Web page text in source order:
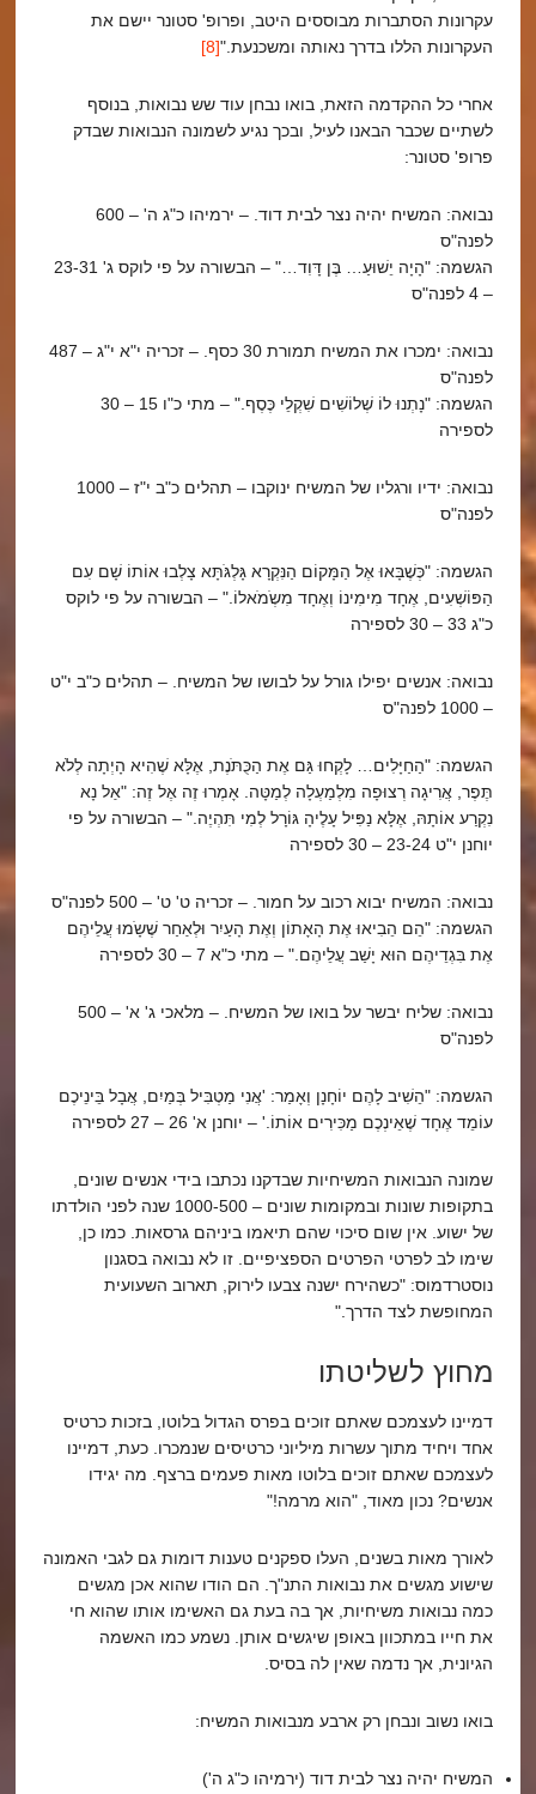
עקרונות הסתברות מבוססים היטב, ופרופ' סטונר יישם את
העקרונות הללו בדרך נאותה ומשכנעת."[8]
אחרי כל ההקדמה הזאת, בואו נבחן עוד שש נבואות, בנוסף
לשתיים שכבר הבאנו לעיל, ובכך נגיע לשמונה הנבואות שבדק
פרופ' סטונר:
נבואה: המשיח יהיה נצר לבית דוד. – ירמיהו כ"ג ה' – 600
לפנה"ס
הגשמה: "הָיָה יֵשׁוּעַ… בֶּן דָּוִד…" – הבשורה על פי לוקס ג' 23-31
– 4 לפנה"ס
נבואה: ימכרו את המשיח תמורת 30 כסף. – זכריה י"א י"ג – 487
לפנה"ס
הגשמה: "נָתְנוּ לוֹ שְׁלוֹשִׁים שִׁקְלֵי כֶּסֶף." – מתי כ"ו 15 – 30
לספירה
נבואה: ידיו ורגליו של המשיח ינוקבו – תהלים כ"ב י"ז – 1000
לפנה"ס
הגשמה: "כְּשֶׁבָּאוּ אֶל הַמָּקוֹם הַנִּקְרָא גָּלְגֹּתָּא צָלְבוּ אוֹתוֹ שָׁם עִם
הַפּוֹשְׁעִים, אֶחָד מִימִינוֹ וְאֶחָד מִשְֹמֹאלוֹ." – הבשורה על פי לוקס
כ"ג 33 – 30 לספירה
נבואה: אנשים יפילו גורל על לבושו של המשיח. – תהלים כ"ב י"ט
– 1000 לפנה"ס
הגשמה: "הַחַיָּלִים… לָקְחוּ גַּם אֶת הַכֻּתֹּנֶת, אֶלָּא שֶׁהִיא הָיְתָה לְלֹא
תֶּפֶר, אֲרִיגָה רְצוּפָה מִלְמַעְלָה לְמַטָּה. אָמְרוּ זֶה אֶל זֶה: "אַל נָא
נִקְרַע אוֹתָהּ, אֶלָּא נַפִּיל עָלֶיהָ גּוֹרָל לְמִי תִּהְיֶה." – הבשורה על פי
יוחנן י"ט 23-24 – 30 לספירה
נבואה: המשיח יבוא רכוב על חמור. – זכריה ט' ט' – 500 לפנה"ס
הגשמה: "הֵם הֵבִיאוּ אֶת הָאָתוֹן וְאֶת הָעַיִר וּלְאַחַר שֶׁשָֹמוּ עֲלֵיהֶם
אֶת בִּגְדֵיהֶם הוּא יָשַׁב עֲלֵיהֶם." – מתי כ"א 7 – 30 לספירה
נבואה: שליח יבשר על בואו של המשיח. – מלאכי ג' א' – 500
לפנה"ס
הגשמה: "הֵשִׁיב לָהֶם יוֹחָנָן וְאָמַר: 'אֲנִי מַטְבִּיל בְּמַיִם, אֲבָל בֵּינֵיכֶם
עוֹמֵד אֶחָד שֶׁאֵינְכֶם מַכִּירִים אוֹתוֹ.' – יוחנן א' 26 – 27 לספירה
שמונה הנבואות המשיחיות שבדקנו נכתבו בידי אנשים שונים,
בתקופות שונות ובמקומות שונים – 1000-500 שנה לפני הולדתו
של ישוע. אין שום סיכוי שהם תיאמו ביניהם גרסאות. כמו כן,
שימו לב לפרטי הפרטים הספציפיים. זו לא נבואה בסגנון
נוסטרדמוס: "כשהירח ישנה צבעו לירוק, תארוב השעועית
המחופשת לצד הדרך."
מחוץ לשליטתו
דמיינו לעצמכם שאתם זוכים בפרס הגדול בלוטו, בזכות כרטיס
אחד ויחיד מתוך עשרות מיליוני כרטיסים שנמכרו. כעת, דמיינו
לעצמכם שאתם זוכים בלוטו מאות פעמים ברצף. מה יגידו
אנשים? נכון מאוד, "הוא מרמה!"
לאורך מאות בשנים, העלו ספקנים טענות דומות גם לגבי האמונה
שישוע מגשים את נבואות התנ"ך. הם הודו שהוא אכן מגשים
כמה נבואות משיחיות, אך בה בעת גם האשימו אותו שהוא חי
את חייו במתכוון באופן שיגשים אותן. נשמע כמו האשמה
הגיונית, אך נדמה שאין לה בסיס.
בואו נשוב ונבחן רק ארבע מנבואות המשיח:
המשיח יהיה נצר לבית דוד (ירמיהו כ"ג ה')